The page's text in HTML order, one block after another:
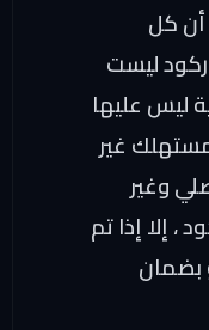
أن كل
ليست
ليس عليها
غير
وغير
، إلا إذا تم
بضمان